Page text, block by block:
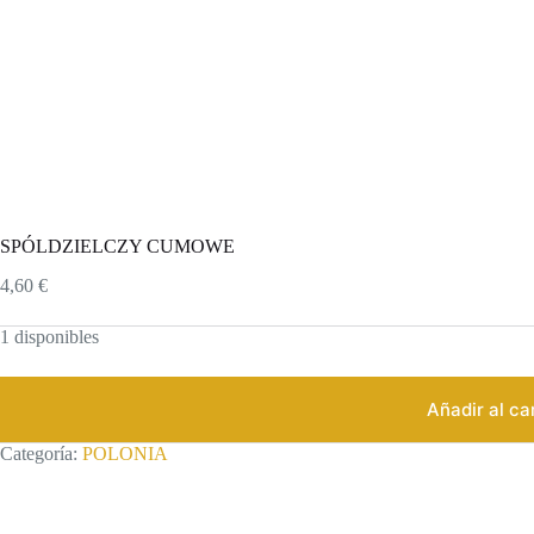
SPÓLDZIELCZY CUMOWE
4,60 €
1 disponibles
Añadir al
Categoría: POLONIA